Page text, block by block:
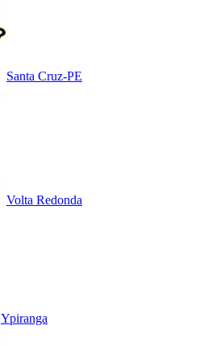
Santa Cruz-PE
Volta Redonda
Ypiranga